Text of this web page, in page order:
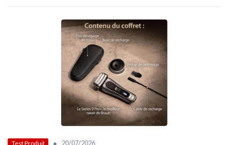
Test Produit • 20/07/2026